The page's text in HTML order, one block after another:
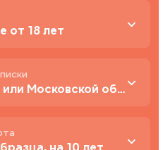
от 18 лет
в Москве или Московской области
на 10 лет